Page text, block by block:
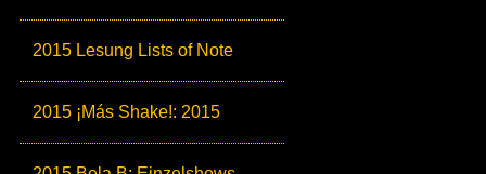
2015 Lesung Lists of Note
2015 ¡Más Shake!: 2015